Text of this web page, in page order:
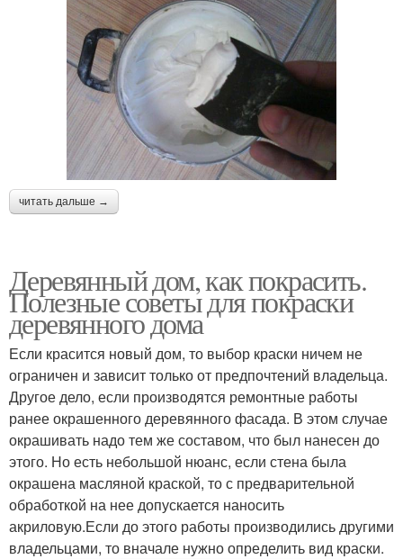
читать дальше →
Деревянный дом, как покрасить.
Полезные советы для покраски
деревянного дома
Если красится новый дом, то выбор краски ничем не
ограничен и зависит только от предпочтений владельца.
Другое дело, если производятся ремонтные работы
ранее окрашенного деревянного фасада. В этом случае
окрашивать надо тем же составом, что был нанесен до
этого. Но есть небольшой нюанс, если стена была
окрашена масляной краской, то с предварительной
обработкой на нее допускается наносить
акриловую.Если до этого работы производились другими
владельцами, то вначале нужно определить вид краски.